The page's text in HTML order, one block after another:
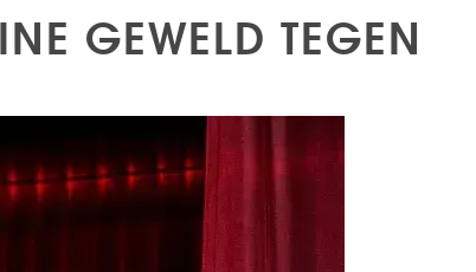
GEWELD TEGEN